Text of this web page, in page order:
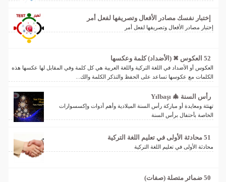
إختبار نفسك مصادر الأفعال وتصريفها لفعل أمر
إختبار مصادر الأفعال وتصريفها لفعل أمر
52 العكوس ✖ (الأضداد) كلمة وعكسها
العكوس أو الأضداد في اللغة التركية واللغة العربية هي كل كلمة وفي المقابل لها عكسها هذه
الكلمات مع عكوسها تساعد على الحفظ والتذكر الكلمة والك...
رأس السنة 🎄 Yılbaşı
تهنئة ومعايدة أو مباركة رأس السنة الميلادية وأهم أدوات وإكسسوارات
الخاصة بأحتفال برأس السنة
51 محادثة الأولى في تعليم اللغة التركية
محادثة الأولى في تعليم اللغة التركية
50 ضمائر متصلة (صفات)